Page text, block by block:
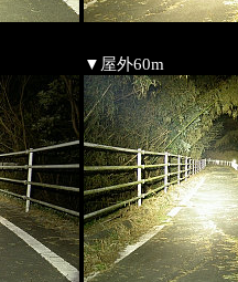
▼屋外60m